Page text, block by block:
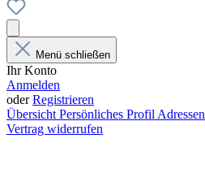
Menü schließen
Ihr Konto
Anmelden
oderRegistrieren
Übersicht Persönliches Profil Adressen
Vertrag widerrufen